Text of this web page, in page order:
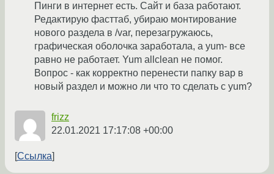
Пинги в интернет есть. Сайт и база работают.
Редактирую фасттаб, убираю монтирование
нового раздела в /var, перезагружаюсь,
графическая оболочка заработала, а yum- все
равно не работает. Yum allclean не помог.
Вопрос - как корректно перенести папку вар в
новый раздел и можно ли что то сделать с yum?
frizz
22.01.2021 17:17:08 +00:00
Ссылка